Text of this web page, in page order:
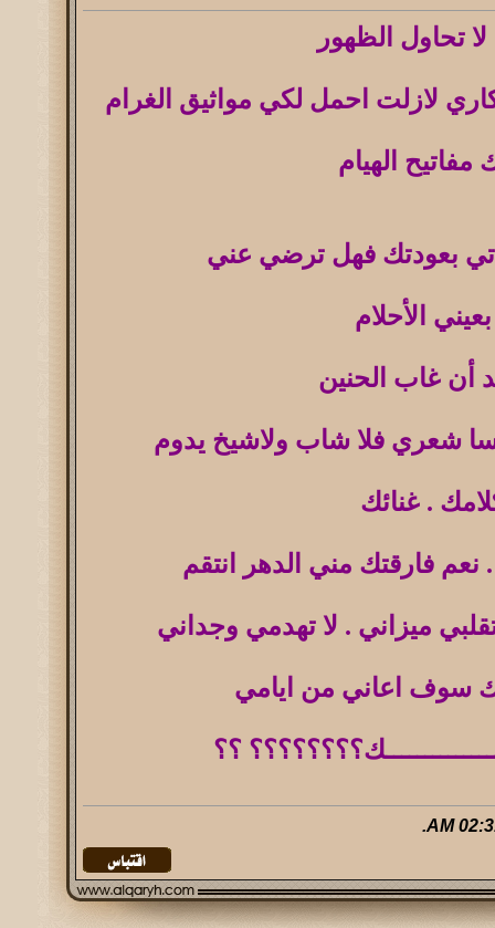
تحاول الظهور
لازلت احمل لكي مواثيق الغرام
الهيام
بعودتك فهل ترضي عني
الأحلام
أن غاب الحنين
شعري فلا شاب ولاشيخ يدوم
. غنائك
فارقتك مني الدهر انتقم
ميزاني . لا تهدمي وجداني
سوف اعاني من ايامي
؟؟
02:31
.